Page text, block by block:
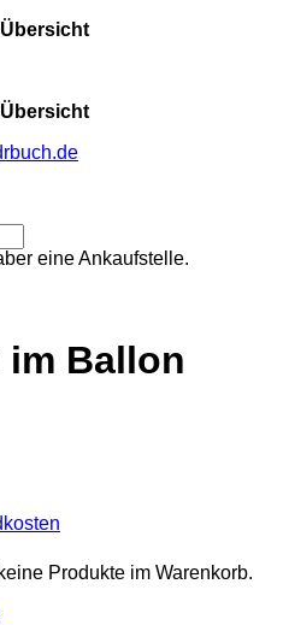
Produkte im Warenkorb.
eine Ankaufstelle.
im Ballon